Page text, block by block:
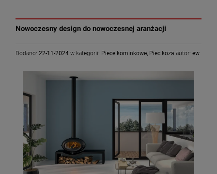
Nowoczesny design do nowoczesnej aranżacji
Dodano: 22-11-2024 w kategorii: Piece kominkowe, Piec koza autor: ew